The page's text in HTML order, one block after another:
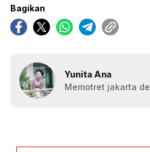
Bagikan
Yunita Ana
Memotret jakarta